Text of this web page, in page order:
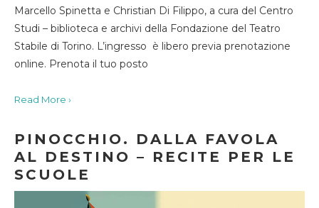
Marcello Spinetta e Christian Di Filippo, a cura del Centro
Studi – biblioteca e archivi della Fondazione del Teatro
Stabile di Torino. L’ingresso è libero previa prenotazione
online. Prenota il tuo posto
Read More ›
PINOCCHIO. DALLA FAVOLA
AL DESTINO – RECITE PER LE
SCUOLE